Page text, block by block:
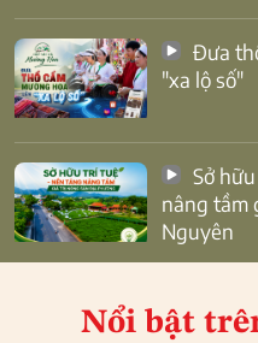
"xa lộ số"
nâng tầm
Nguyên
Nổi bật